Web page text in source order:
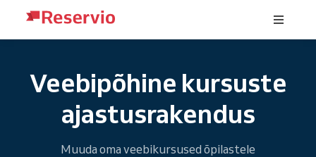
Veebipõhine kursuste
ajastusrakendus
Muuda oma veebikursused õpilastele